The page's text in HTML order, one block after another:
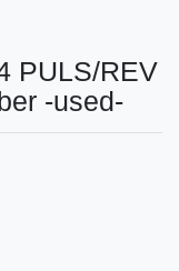
PULS/REV
-used-